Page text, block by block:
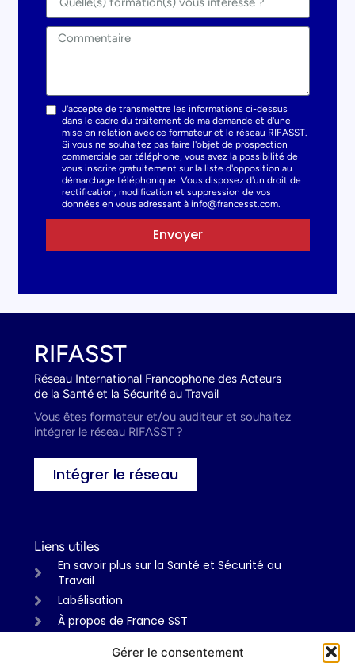
Gérer le consentement
J'accepte de transmettre les informations ci-dessus
dans le cadre du traitement de ma demande et d'une
mise en relation avec ce formateur et le réseau RIFASST.
Si vous ne souhaitez pas faire l'objet de prospection
commerciale par téléphone, vous avez la possibilité de
vous inscrire gratuitement sur la liste d'opposition au
démarchage téléphonique. Vous disposez d'un droit de
rectification, modification et suppression de vos
données en vous adressant à info@francesst.com.
Envoyer
RIFASST
Réseau International Francophone des Acteurs
de la Santé et la Sécurité au Travail
Vous êtes formateur et/ou auditeur et souhaitez
intégrer le réseau RIFASST ?
Intégrer le réseau
Liens utiles
En savoir plus sur la Santé et Sécurité au
Travail
Labélisation
À propos de France SST